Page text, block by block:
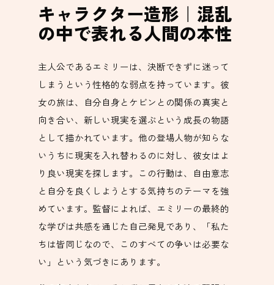
キャラクター造形｜混乱
の中で表れる人間の本性
主人公であるエミリーは、決断できずに迷って
しまうという性格的な弱点を持っています。彼
女の旅は、自分自身とケビンとの関係の真実と
向き合い、新しい現実を選ぶという成長の物語
として描かれています。他の登場人物が知らな
いうちに現実を入れ替わるのに対し、彼女はよ
り良い現実を探します。この行動は、自由意志
と自分を良くしようとする気持ちのテーマを強
めています。監督によれば、エミリーの最終的
な学びは共感を通じた自己発見であり、「私た
ちは皆同じなので、このすべての争いは必要な
い」という気づきにあります。